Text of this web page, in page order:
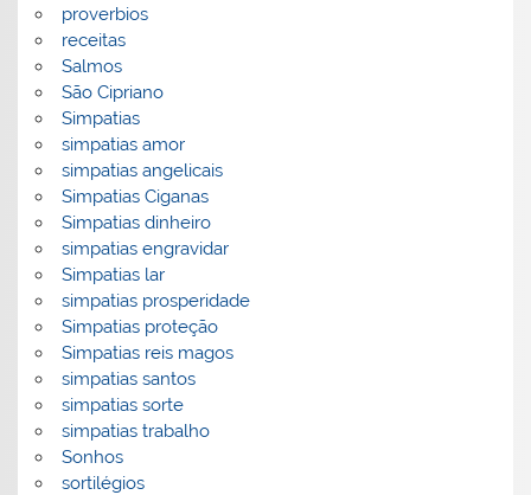
proverbios
receitas
Salmos
São Cipriano
Simpatias
simpatias amor
simpatias angelicais
Simpatias Ciganas
Simpatias dinheiro
simpatias engravidar
Simpatias lar
simpatias prosperidade
Simpatias proteção
Simpatias reis magos
simpatias santos
simpatias sorte
simpatias trabalho
Sonhos
sortilégios